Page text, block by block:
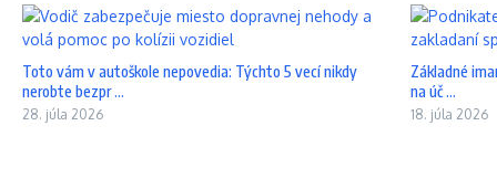
Toto vám v autoškole nepovedia: Týchto 5 vecí nikdy
nerobte bezpr ...
28. júla 2026
Základné
na úč ...
18. júla 2026